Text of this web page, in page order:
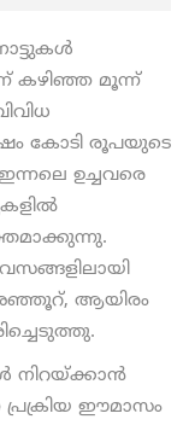
കഴിഞ്ഞ മൂന്ന്
കോടി രൂപയുടെ
ഉച്ചവരെ
ആയിരം
ഈമാസം